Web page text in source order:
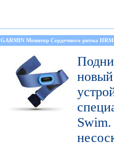
GARMIN Монитор Сердечного ритма